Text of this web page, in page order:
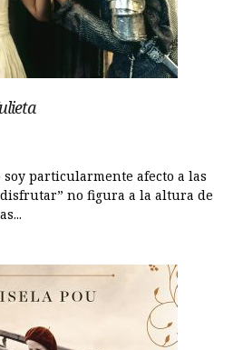
soy particularmente afecto a las
no figura a la altura de